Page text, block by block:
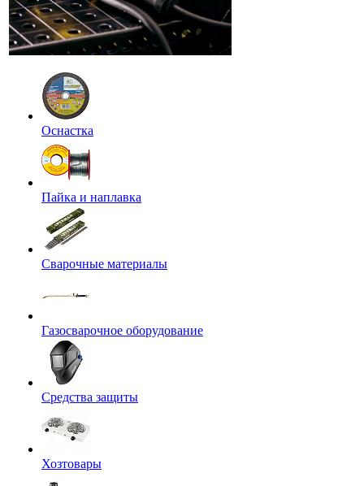
Оснастка
Пайка и наплавка
Сварочные материалы
Газосварочное оборудование
Средства защиты
Хозтовары